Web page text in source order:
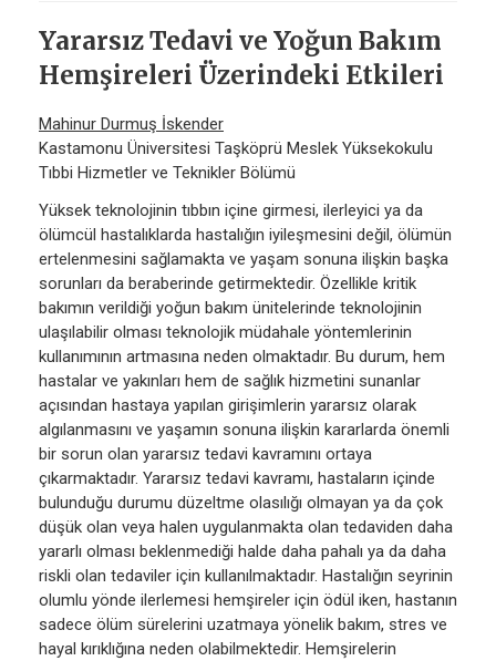
Yararsız Tedavi ve Yoğun Bakım
Hemşireleri Üzerindeki Etkileri
Mahinur Durmuş İskender
Kastamonu Üniversitesi Taşköprü Meslek Yüksekokulu
Tıbbi Hizmetler ve Teknikler Bölümü
Yüksek teknolojinin tıbbın içine girmesi, ilerleyici ya da
ölümcül hastalıklarda hastalığın iyileşmesini değil, ölümün
ertelenmesini sağlamakta ve yaşam sonuna ilişkin başka
sorunları da beraberinde getirmektedir. Özellikle kritik
bakımın verildiği yoğun bakım ünitelerinde teknolojinin
ulaşılabilir olması teknolojik müdahale yöntemlerinin
kullanımının artmasına neden olmaktadır. Bu durum, hem
hastalar ve yakınları hem de sağlık hizmetini sunanlar
açısından hastaya yapılan girişimlerin yararsız olarak
algılanmasını ve yaşamın sonuna ilişkin kararlarda önemli
bir sorun olan yararsız tedavi kavramını ortaya
çıkarmaktadır. Yararsız tedavi kavramı, hastaların içinde
bulunduğu durumu düzeltme olasılığı olmayan ya da çok
düşük olan veya halen uygulanmakta olan tedaviden daha
yararlı olması beklenmediği halde daha pahalı ya da daha
riskli olan tedaviler için kullanılmaktadır. Hastalığın seyrinin
olumlu yönde ilerlemesi hemşireler için ödül iken, hastanın
sadece ölüm sürelerini uzatmaya yönelik bakım, stres ve
hayal kırıklığına neden olabilmektedir. Hemşirelerin